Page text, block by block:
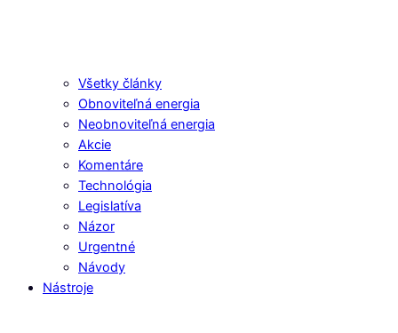
Všetky články
Obnoviteľná energia
Neobnoviteľná energia
Akcie
Komentáre
Technológia
Legislatíva
Názor
Urgentné
Návody
Nástroje